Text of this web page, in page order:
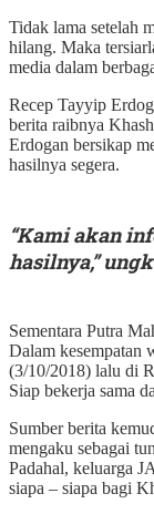
Tidak lama setelah
hilang. Maka
media dalam
Recep Tayyip
berita raibnya
Erdogan bersikap
hasilnya segera.
“Kami akan
hasilnya,”
Sementara Putra
Dalam kesempatan
(3/10/2018) lalu di
Siap bekerja sama
Sumber berita
mengaku sebagai
Padahal, keluarga
siapa – siapa bagi